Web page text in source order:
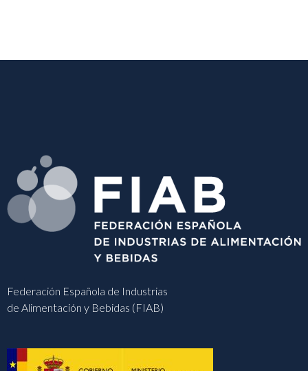
Federación Española de Industrias
de Alimentación y Bebidas (FIAB)